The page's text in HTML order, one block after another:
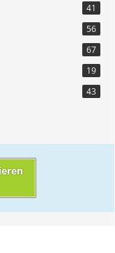
41
56
67
19
43